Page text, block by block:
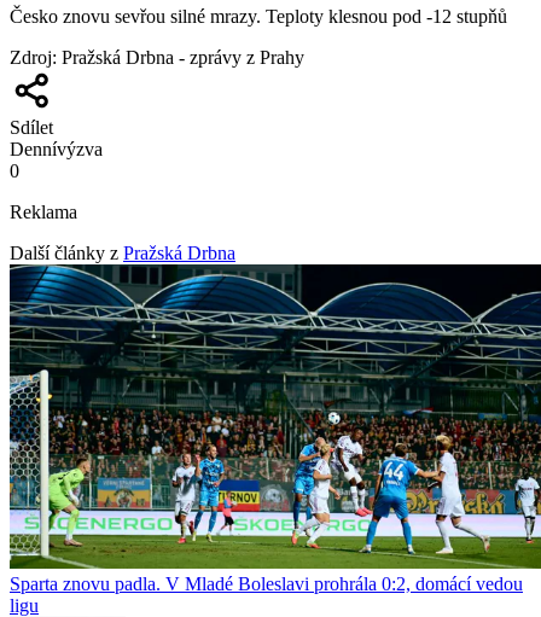
Česko znovu sevřou silné mrazy. Teploty klesnou pod -12 stupňů
Zdroj: Pražská Drbna - zprávy z Prahy
Sdílet
Dennívýzva
0
Reklama
Další články z Pražská Drbna
Sparta znovu padla. V Mladé Boleslavi prohrála 0:2, domácí vedou
ligu